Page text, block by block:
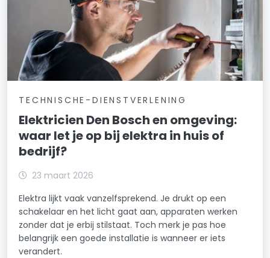
TECHNISCHE-DIENSTVERLENING
Elektricien Den Bosch en omgeving:
waar let je op bij elektra in huis of
bedrijf?
23 maart 2026
Elektra lijkt vaak vanzelfsprekend. Je drukt op een
schakelaar en het licht gaat aan, apparaten werken
zonder dat je erbij stilstaat. Toch merk je pas hoe
belangrijk een goede installatie is wanneer er iets
verandert.